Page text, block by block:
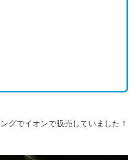
グでイオンで販売していました！